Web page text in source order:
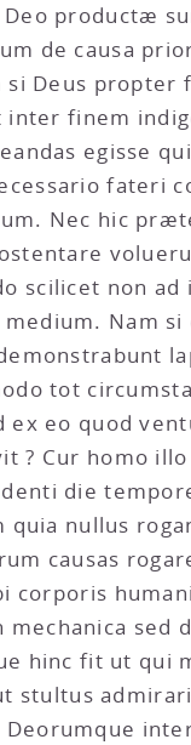
productæ
de causa
Deus propter
inter finem
egisse
fateri
Nec hic
scilicet non
Nam
tot
ex eo quod
? Cur homo
die
nullus
causas
corporis
mechanica
hinc fit ut qui
stultus